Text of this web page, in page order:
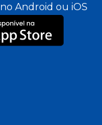
Android ou iOS